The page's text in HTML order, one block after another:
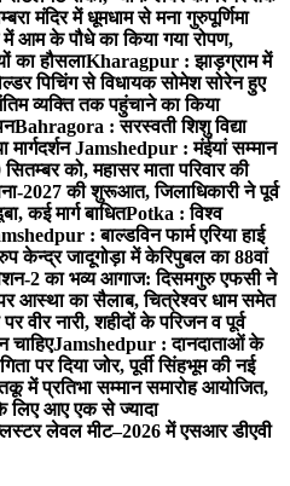
मंदिर में धूमधाम से मना गुरुपूर्णिमा
आम के पौधे का किया गया रोपण,
का हौसलाKharagpur : झाड़ग्राम में
पिचिंग से विधायक सोमेश सोरेन हुए
व्यक्ति तक पहुंचाने का किया
Bahragora : सरस्वती शिशु विद्या
Jamshedpur : मंईयां सम्मान
को, महासर माता परिवार की
2027 की शुरूआत, जिलाधिकारी ने पूर्व
कई मार्ग बाधितPotka : विश्व
: बाल्डविन फार्म एरिया हाई
केन्द्र जादूगोड़ा में केरिपुबल का 88वां
2 का भव्य आगाज: दिसमगुरु एफसी ने
आस्था का सैलाब, चित्रेश्वर धाम समेत
नारी, शहीदों के परिजन व पूर्व
चाहिएJamshedpur : दानदाताओं के
पर दिया जोर, पूर्वी सिंहभूम की नई
में प्रतिभा सम्मान समारोह आयोजित,
आए एक से ज्यादा
लेवल मीट–2026 में एसआर डीएवी